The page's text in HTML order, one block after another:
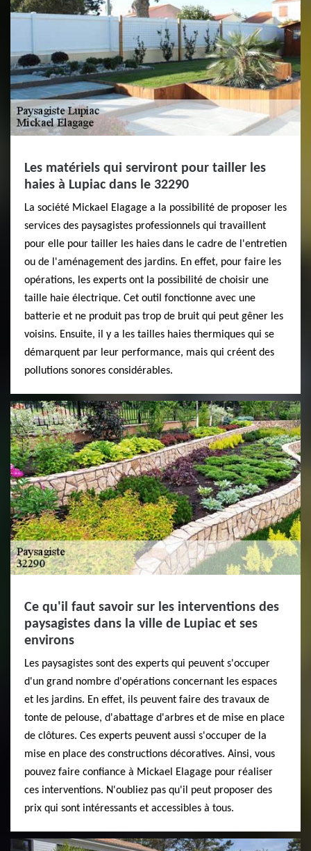
Les matériels qui serviront pour tailler les
haies à Lupiac dans le 32290
La société Mickael Elagage a la possibilité de proposer les
services des paysagistes professionnels qui travaillent
pour elle pour tailler les haies dans le cadre de l'entretien
ou de l'aménagement des jardins. En effet, pour faire les
opérations, les experts ont la possibilité de choisir une
taille haie électrique. Cet outil fonctionne avec une
batterie et ne produit pas trop de bruit qui peut gêner les
voisins. Ensuite, il y a les tailles haies thermiques qui se
démarquent par leur performance, mais qui créent des
pollutions sonores considérables.
Ce qu'il faut savoir sur les interventions des
paysagistes dans la ville de Lupiac et ses
environs
Les paysagistes sont des experts qui peuvent s'occuper
d'un grand nombre d'opérations concernant les espaces
et les jardins. En effet, ils peuvent faire des travaux de
tonte de pelouse, d'abattage d'arbres et de mise en place
de clôtures. Ces experts peuvent aussi s'occuper de la
mise en place des constructions décoratives. Ainsi, vous
pouvez faire confiance à Mickael Elagage pour réaliser
ces interventions. N'oubliez pas qu'il peut proposer des
prix qui sont intéressants et accessibles à tous.